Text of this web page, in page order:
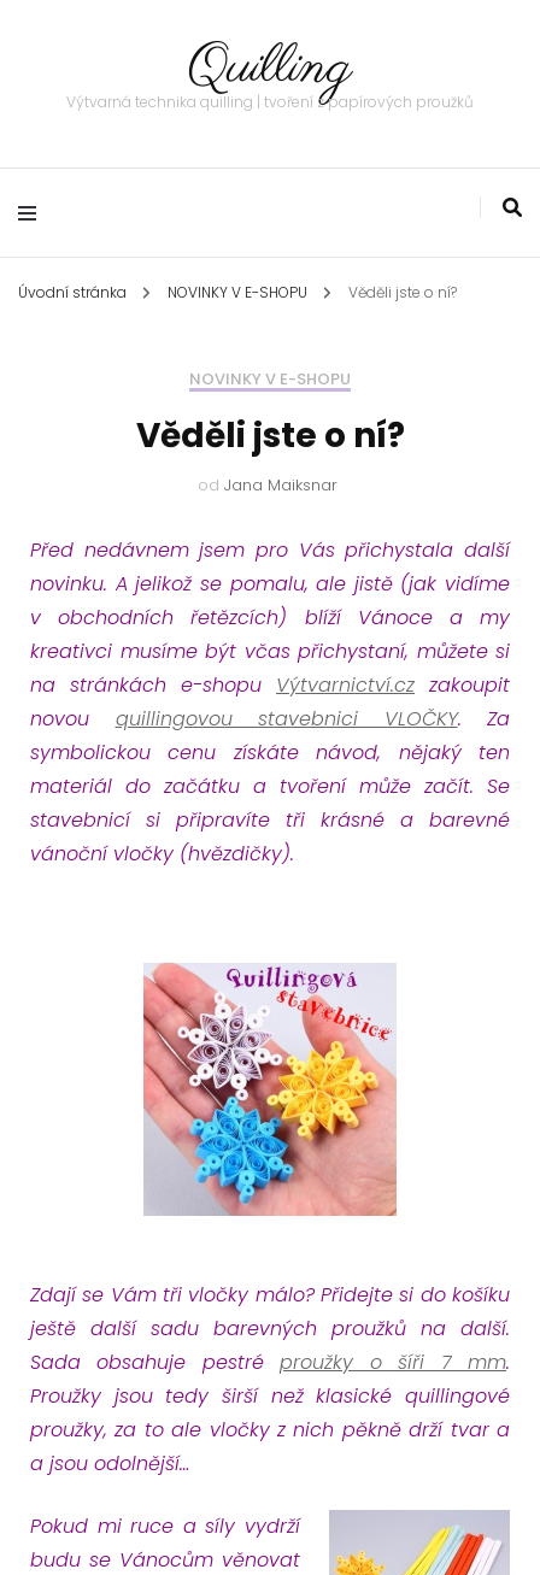
Quilling
Výtvarná technika quilling | tvoření z papírových proužků
Úvodní stránka NOVINKY V E-SHOPU Věděli jste o ní?
NOVINKY V E-SHOPU
Věděli jste o ní?
od Jana Maiksnar
Před nedávnem jsem pro Vás přichystala další
novinku. A jelikož se pomalu, ale jistě (jak vidíme
v obchodních řetězcích) blíží Vánoce a my
kreativci musíme být včas přichystaní, můžete si
na stránkách e-shopu Výtvarnictví.cz zakoupit
novou quillingovou stavebnici VLOČKY. Za
symbolickou cenu získáte návod, nějaký ten
materiál do začátku a tvoření může začít. Se
stavebnicí si připravíte tři krásné a barevné
vánoční vločky (hvězdičky).
Zdají se Vám tři vločky málo? Přidejte si do košíku
ještě další sadu barevných proužků na další.
Sada obsahuje pestréproužky o šíři 7 mm.
Proužky jsou tedy širší než klasické quillingové
proužky, za to ale vločky z nich pěkně drží tvar a
a jsou odolnější…
Pokud mi ruce a síly vydrží
budu se Vánocům věnovat